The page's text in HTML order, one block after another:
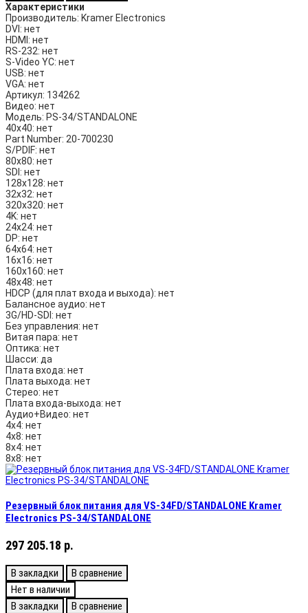
Характеристики
Производитель: Kramer Electronics
DVI: нет
HDMI: нет
RS-232: нет
S-Video YC: нет
USB: нет
VGA: нет
Артикул: 134262
Видео: нет
Модель: PS-34/STANDALONE
40х40: нет
Part Number: 20-700230
S/PDIF: нет
80х80: нет
SDI: нет
128х128: нет
32х32: нет
320х320: нет
4K: нет
24х24: нет
DP: нет
64х64: нет
16х16: нет
160х160: нет
48х48: нет
HDCP (для плат входа и выхода): нет
Балансное аудио: нет
3G/HD-SDI: нет
Без управления: нет
Витая пара: нет
Оптика: нет
Шасси: да
Плата входа: нет
Плата выхода: нет
Стерео: нет
Плата входа-выхода: нет
Аудио+Видео: нет
4х4: нет
4х8: нет
8х4: нет
8х8: нет
Резервный блок питания для VS-34FD/STANDALONE Kramer
Electronics PS-34/STANDALONE
297 205.18 р.
В закладки
В сравнение
Нет в наличии
В закладки
В сравнение